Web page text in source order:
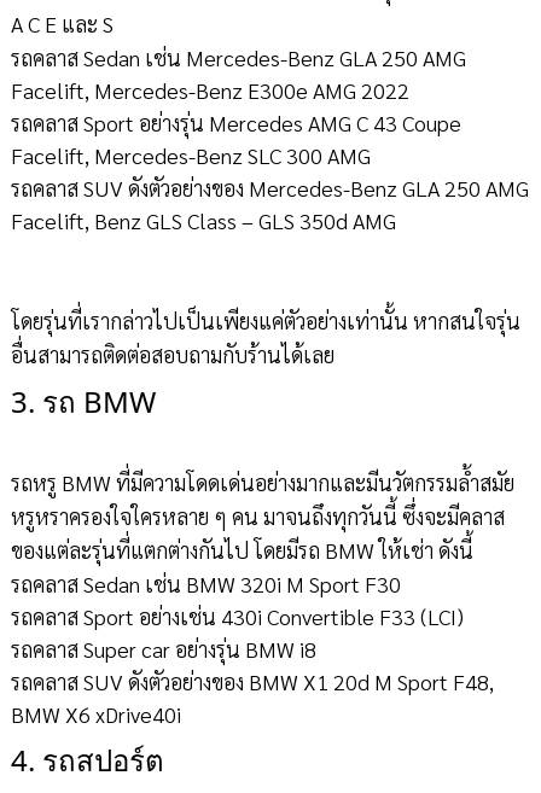
A C E และ S
รถคลาส Sedan เช่น Mercedes-Benz GLA 250 AMG
Facelift, Mercedes-Benz E300e AMG 2022
รถคลาส Sport อย่างรุ่น Mercedes AMG C 43 Coupe
Facelift, Mercedes-Benz SLC 300 AMG
รถคลาส SUV ดังตัวอย่างของ Mercedes-Benz GLA 250 AMG
Facelift, Benz GLS Class – GLS 350d AMG
โดยรุ่นที่เรากล่าวไปเป็นเพียงแค่ตัวอย่างเท่านั้น หากสนใจรุ่น
อื่นสามารถติดต่อสอบถามกับร้านได้เลย
3. รถ BMW
รถหรู BMW ที่มีความโดดเด่นอย่างมากและมีนวัตกรรมล้ำสมัย
หรูหราครองใจใครหลาย ๆ คน มาจนถึงทุกวันนี้ ซึ่งจะมีคลาส
ของแต่ละรุ่นที่แตกต่างกันไป โดยมีรถ BMW ให้เช่า ดังนี้
รถคลาส Sedan เช่น BMW 320i M Sport F30
รถคลาส Sport อย่างเช่น 430i Convertible F33 (LCI)
รถคลาส Super car อย่างรุ่น BMW i8
รถคลาส SUV ดังตัวอย่างของ BMW X1 20d M Sport F48,
BMW X6 xDrive40i
4. รถสปอร์ต